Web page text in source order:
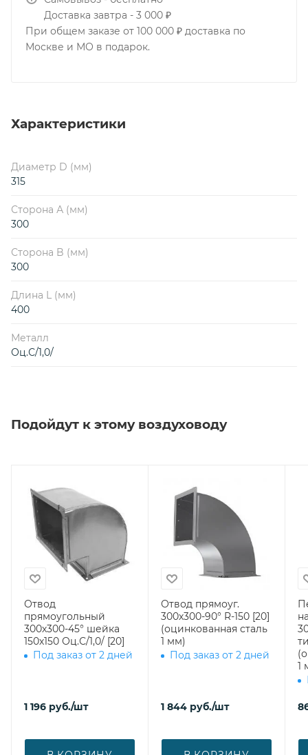
Доставка завтра - 3 000 ₽
При общем заказе от 100 000 ₽ доставка по
Москве и МО в подарок.
Характеристики
Диаметр D (мм)
315
Сторона А (мм)
300
Сторона B (мм)
300
Длина L (мм)
400
Металл
Оц.С/1,0/
Подойдут к этому воздуховоду
Отвод
прямоугольный
300х300-45° шейка
150х150 Оц.С/1,0/ [20]
Под заказ от 2 дней
1 196 руб./шт
Отвод прямоуг.
300х300-90° R-150 [20]
(оцинкованная сталь
1 мм)
Под заказ от 2 дней
1 844 руб./шт
1